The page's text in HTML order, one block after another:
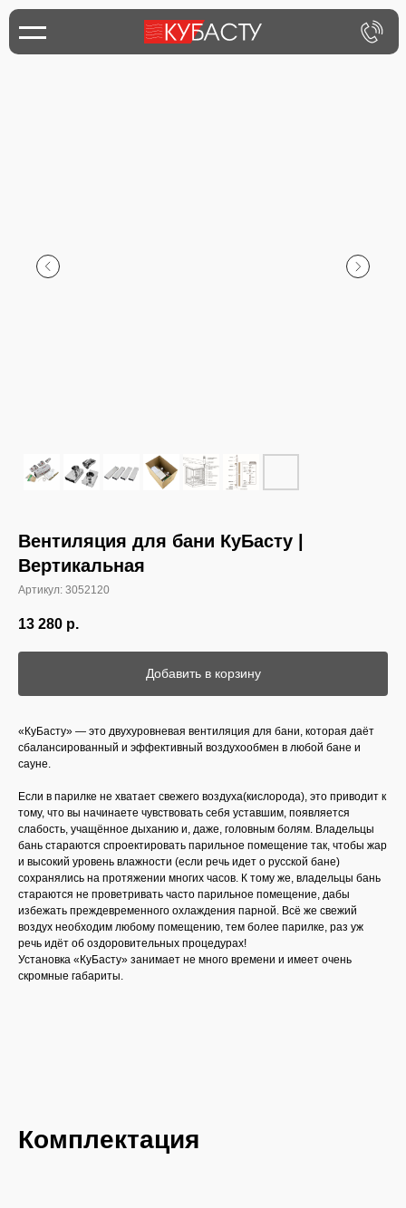
Вентиляция для бани КуБасту |
Вертикальная
Артикул: 3052120
13 280 р.
Добавить в корзину
«КуБасту» — это двухуровневая вентиляция для бани, которая даёт
сбалансированный и эффективный воздухообмен в любой бане и
сауне.
Если в парилке не хватает свежего воздуха(кислорода), это приводит к
тому, что вы начинаете чувствовать себя уставшим, появляется
слабость, учащённое дыханию и, даже, головным болям. Владельцы
бань стараются спроектировать парильное помещение так, чтобы жар
и высокий уровень влажности (если речь идет о русской бане)
сохранялись на протяжении многих часов. К тому же, владельцы бань
стараются не проветривать часто парильное помещение, дабы
избежать преждевременного охлаждения парной. Всё же свежий
воздух необходим любому помещению, тем более парилке, раз уж
речь идёт об оздоровительных процедурах!
Установка «КуБасту» занимает не много времени и имеет очень
скромные габариты.
Комплектация